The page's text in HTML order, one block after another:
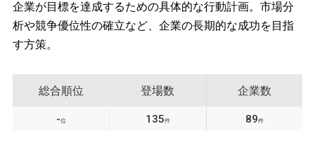
企業が目標を達成するための具体的な行動計画。市場分
析や競争優位性の確立など、企業の長期的な成功を目指
す方策。
総合順位
-位
登場数
135件
企業数
89件